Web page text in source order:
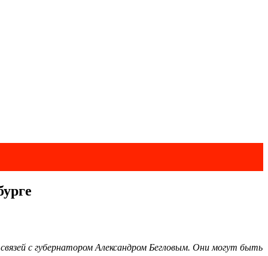
с губернатором Александром Бегловым. Они могут быть